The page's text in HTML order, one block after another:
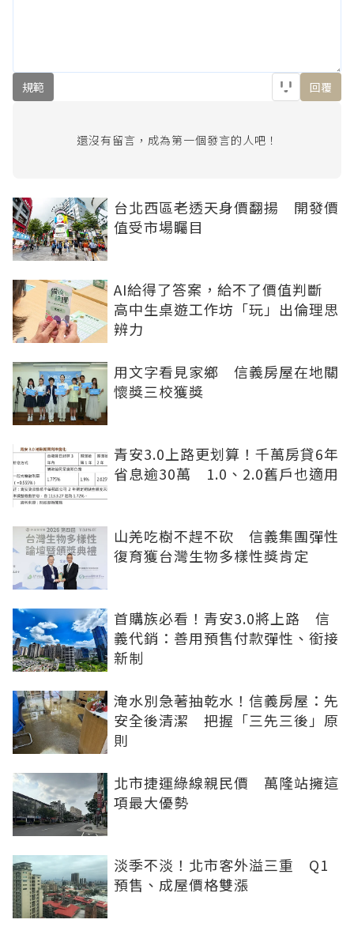
規範 回覆
還沒有留言，成為第一個發言的人吧！
台北西區老透天身價翻揚 開發價
值受市場矚目
AI給得了答案，給不了價值判斷
高中生桌遊工作坊「玩」出倫理思
辨力
用文字看見家鄉 信義房屋在地關
懷獎三校獲獎
青安3.0上路更划算！千萬房貸6年
省息逾30萬 1.0、2.0舊戶也適用
山羌吃樹不趕不砍 信義集團彈性
復育獲台灣生物多樣性獎肯定
首購族必看！青安3.0將上路 信
義代銷：善用預售付款彈性、銜接
新制
淹水別急著抽乾水！信義房屋：先
安全後清潔 把握「三先三後」原
則
北市捷運綠線親民價 萬隆站擁這
項最大優勢
淡季不淡！北市客外溢三重 Q1
預售、成屋價格雙漲